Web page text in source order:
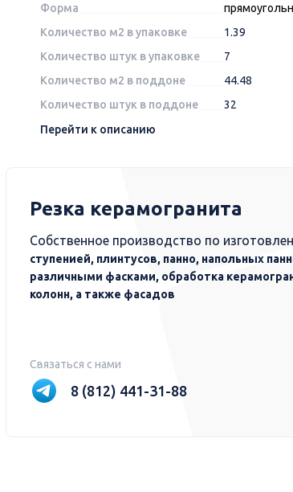
Форма
Количество м2 в упаковке
1.39
Количество штук в упаковке
7
Количество м2 в поддоне
44.48
Количество штук в поддоне
32
Перейти к описанию
Резка керамогранита
Собственное производство по
ступенией, плинтусов, панно, напольных
различными фасками, обработка
колонн, а также фасадов
Связаться с нами
8 (812) 441-31-88